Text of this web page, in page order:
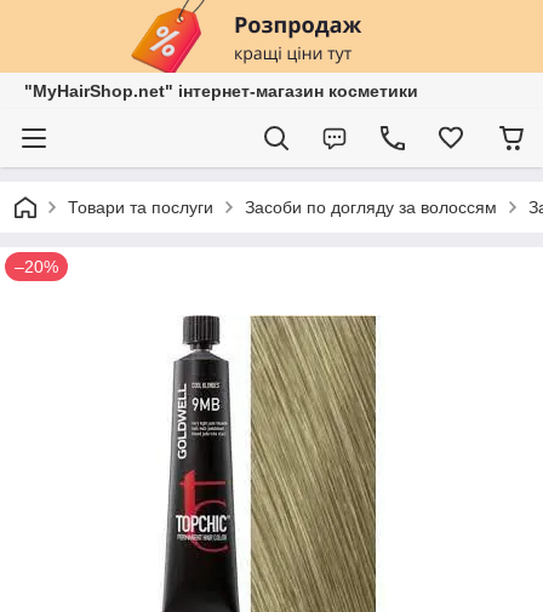
"MyHairShop.net" інтернет-магазин косметики
Товари та послуги Засоби по догляду за волоссям
–20%